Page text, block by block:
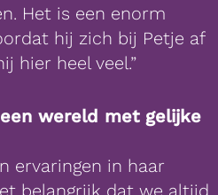
Het is een enorm
hij zich bij Petje af
hier heel veel.”
wereld met gelijke
ervaringen in haar
belangrijk dat we altijd